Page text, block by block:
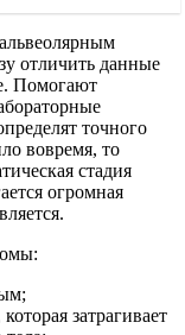
отличить данные
Помогают
точного
вовремя, то
стадия
огромная
затрагивает